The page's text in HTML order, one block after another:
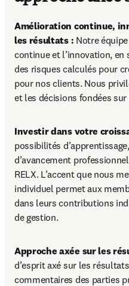
Amélioration continue,
les résultats : Notre
continue et l’innovation, en
des risques calculés pour
pour nos clients. Nous
et les décisions fondées
Investir dans votre
possibilités
d’avancement
RELX. L’accent que nous
individuel permet aux
dans leurs contributions
de gestion.
Approche axée sur les
d’esprit axé sur les
commentaires des parties